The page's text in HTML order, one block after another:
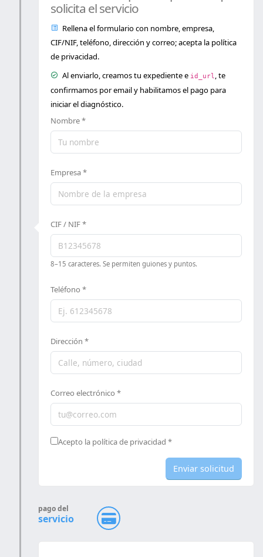
Datos de la empresa o persona que
solicita el servicio
Rellena el formulario con nombre, empresa,
CIF/NIF, teléfono, dirección y correo; acepta la política
Al enviarlo, creamos tu expediente e id_url, te
confirmamos por email y habilitamos el pago para
iniciar el diagnóstico.
Nombre *
Empresa *
CIF / NIF *
Teléfono *
Dirección *
Correo electrónico *
Enviar solicitud
pago del